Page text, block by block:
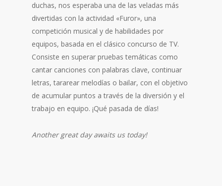
duchas, nos esperaba una de las veladas más
divertidas con la actividad «Furor», una
competición musical y de habilidades por
equipos, basada en el clásico concurso de TV.
Consiste en superar pruebas temáticas como
cantar canciones con palabras clave, continuar
letras, tararear melodías o bailar, con el objetivo
de acumular puntos a través de la diversión y el
trabajo en equipo. ¡Qué pasada de días!
Another great day awaits us today!